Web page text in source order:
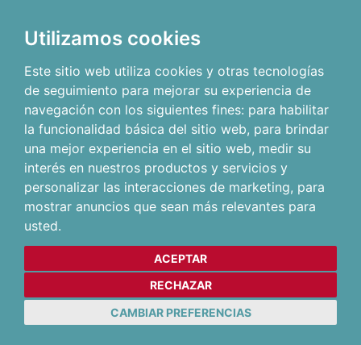
Utilizamos cookies
Este sitio web utiliza cookies y otras tecnologías
de seguimiento para mejorar su experiencia de
navegación con los siguientes fines: para habilitar
la funcionalidad básica del sitio web, para brindar
una mejor experiencia en el sitio web, medir su
interés en nuestros productos y servicios y
personalizar las interacciones de marketing, para
mostrar anuncios que sean más relevantes para
usted.
ACEPTAR
RECHAZAR
CAMBIAR PREFERENCIAS